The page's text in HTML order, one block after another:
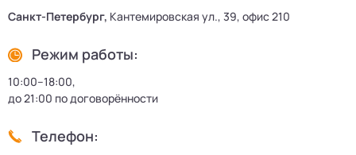
Санкт-Петербург, Кантемировская ул., 39, офис 210
Режим работы:
10:00–18:00,
до 21:00 по договорённости
Телефон: